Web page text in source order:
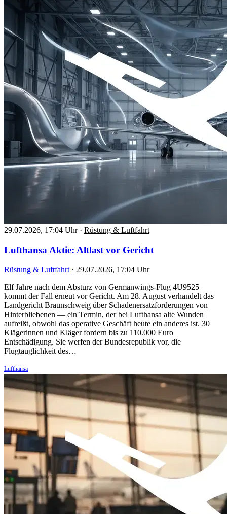
29.07.2026, 17:04 Uhr · Rüstung & Luftfahrt
Lufthansa Aktie: Altlast vor Gericht
Rüstung & Luftfahrt · 29.07.2026, 17:04 Uhr
Elf Jahre nach dem Absturz von Germanwings-Flug 4U9525
kommt der Fall erneut vor Gericht. Am 28. August verhandelt das
Landgericht Braunschweig über Schadenersatzforderungen von
Hinterbliebenen — ein Termin, der bei Lufthansa alte Wunden
aufreißt, obwohl das operative Geschäft heute ein anderes ist. 30
Klägerinnen und Kläger fordern bis zu 110.000 Euro
Entschädigung. Sie werfen der Bundesrepublik vor, die
Flugtauglichkeit des…
Lufthansa